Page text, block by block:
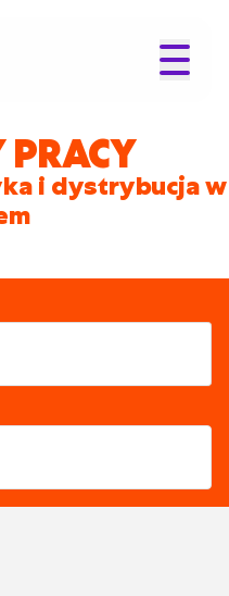
PRACY
i dystrybucja w